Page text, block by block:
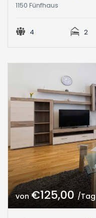
1150 Fünfhaus
4 2
von€125,00/Tag